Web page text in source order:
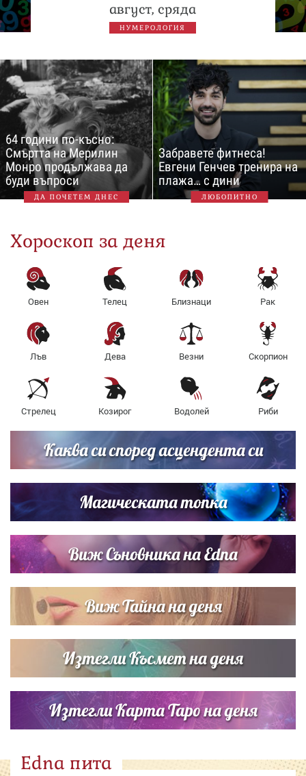
август, сряда
НУМЕРОЛОГИЯ
64 години по-късно:
Смъртта на Мерилин
Монро продължава да
буди въпроси
ДА ПОЧЕТЕМ ДНЕС
Забравете фитнеса!
Евгени Генчев тренира на
плажа… с дини
ЛЮБОПИТНО
Хороскоп за деня
Овен Телец Близнаци Рак
Лъв Дева Везни Скорпион
Стрелец Козирог Водолей Риби
Каква си според асцендента си
Магическата топка
Виж Съновника на Edna
Виж Тайна на деня
Изтегли Късмет на деня
Изтегли Карта Таро на деня
Edna пита